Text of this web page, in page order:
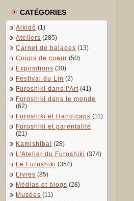
CATÉGORIES
Aikidô (1)
Ateliers (285)
Carnet de balades (13)
Coups de coeur (50)
Expositions (30)
Festival du Lin (2)
Furoshiki dans l'Art (41)
Furoshiki dans le monde
(62)
Furoshiki et Handicaps (11)
Furoshiki et parentalité
(21)
Kamishibaï (28)
L'Atelier du Furoshiki (374)
Le Furoshiki (354)
Livres (85)
Médias et blogs (28)
Musées (11)